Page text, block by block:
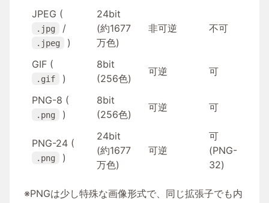
JPEG (
.jpg /
.jpeg )
24bit
(約1677
万色)
非可逆 不可
GIF (
.gif )
8bit
(256色)
可逆 可
PNG-8 (
.png )
8bit
(256色)
可逆 可
PNG-24 (
.png )
24bit
(約1677
万色)
可逆
可
(PNG-
32)
※PNGは少し特殊な画像形式で、同じ拡張子でも内